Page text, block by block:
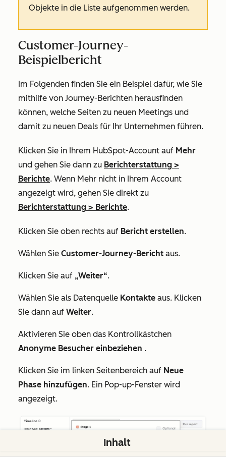
Objekte in die Liste aufgenommen werden.
Customer-Journey-
Beispielbericht
Im Folgenden finden Sie ein Beispiel dafür, wie Sie
mithilfe von Journey-Berichten herausfinden
können, welche Seiten zu neuen Meetings und
damit zu neuen Deals für Ihr Unternehmen führen.
Klicken Sie in Ihrem HubSpot-Account auf Mehr
und gehen Sie dann zu Berichterstattung >
Berichte. Wenn Mehr nicht in Ihrem Account
angezeigt wird, gehen Sie direkt zu
Berichterstattung > Berichte.
Klicken Sie oben rechts auf Bericht erstellen.
Wählen Sie Customer-Journey-Bericht aus.
Klicken Sie auf „Weiter“.
Wählen Sie als Datenquelle Kontakte aus. Klicken
Sie dann auf Weiter.
Aktivieren Sie oben das Kontrollkästchen
Anonyme Besucher einbeziehen .
Klicken Sie im linken Seitenbereich auf Neue
Phase hinzufügen. Ein Pop-up-Fenster wird
angezeigt.
Inhalt